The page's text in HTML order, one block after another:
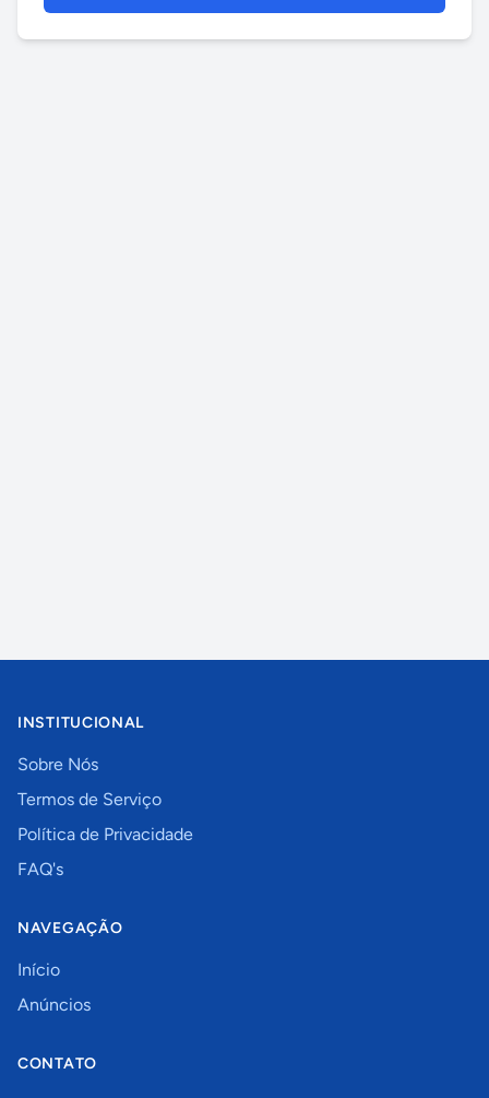
INSTITUCIONAL
Sobre Nós
Termos de Serviço
Política de Privacidade
FAQ's
NAVEGAÇÃO
Início
Anúncios
CONTATO